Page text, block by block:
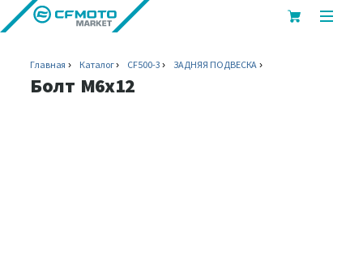
Главная Каталог CF500-3 ЗАДНЯЯ ПОДВЕСКА
Болт М6х12